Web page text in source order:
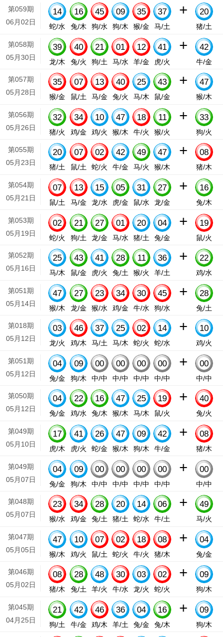
第059期
06月02日
14
蛇/水
16
兔/木
45
狗/水
09
狗/木
35
猴/金
37
马/土
+ 20
猪/土
第058期
05月30日
39
龙/木
40
兔/火
21
狗/土
01
马/水
12
羊/金
41
虎/火
+ 42
牛/金
第057期
05月28日
35
猴/金
07
鼠/土
13
马/金
40
兔/火
25
马/木
43
鼠/金
+ 47
猴/木
第056期
05月26日
32
猪/火
34
鸡/金
10
鸡/火
47
猴/木
18
牛/火
11
猴/火
+ 33
狗/火
第055期
05月23日
20
猪/土
07
鼠/土
02
蛇/火
42
牛/金
49
马/火
47
猴/木
+ 08
猪/木
第054期
05月21日
07
鼠/土
13
马/金
15
龙/水
05
虎/金
31
鼠/水
27
龙/金
+ 16
兔/木
第053期
05月19日
02
蛇/火
21
狗/土
27
龙/金
01
马/水
20
猪/土
04
兔/金
+ 19
鼠/火
第052期
05月16日
25
马/木
43
鼠/金
41
虎/火
28
兔/土
11
猴/火
36
羊/土
+ 22
鸡/水
第051期
05月14日
47
猴/木
27
龙/金
23
猴/水
34
鸡/金
30
牛/水
45
狗/水
+ 28
兔/土
第018期
05月12日
03
龙/火
46
鸡/木
37
马/土
25
马/木
02
蛇/火
14
蛇/水
+ 10
鸡/火
第051期
05月12日
04
兔/金
09
狗/木
00
中/中
00
中/中
00
中/中
00
中/中
+ 00
中/中
第050期
05月12日
04
兔/金
22
鸡/水
16
兔/木
47
猴/木
25
马/木
19
鼠/火
+ 40
兔/火
第049期
05月10日
17
虎/木
41
虎/火
26
蛇/金
47
猴/木
09
狗/木
42
牛/金
+ 08
猪/木
第049期
05月07日
04
兔/金
09
狗/木
00
中/中
00
中/中
00
中/中
00
中/中
+ 00
中/中
第048期
05月07日
23
猴/水
34
鸡/金
28
兔/土
20
猪/土
14
蛇/水
06
牛/土
+ 49
马/火
第047期
05月05日
47
猴/木
10
鸡/火
07
鼠/土
02
蛇/火
18
牛/火
08
猪/木
+ 04
兔/金
第046期
05月02日
08
猪/木
28
兔/土
48
羊/火
30
牛/水
03
龙/火
02
蛇/火
+ 09
狗/木
第045期
04月25日
21
狗/土
42
牛/金
46
鸡/木
36
羊/土
04
兔/金
16
兔/木
+ 09
狗/木